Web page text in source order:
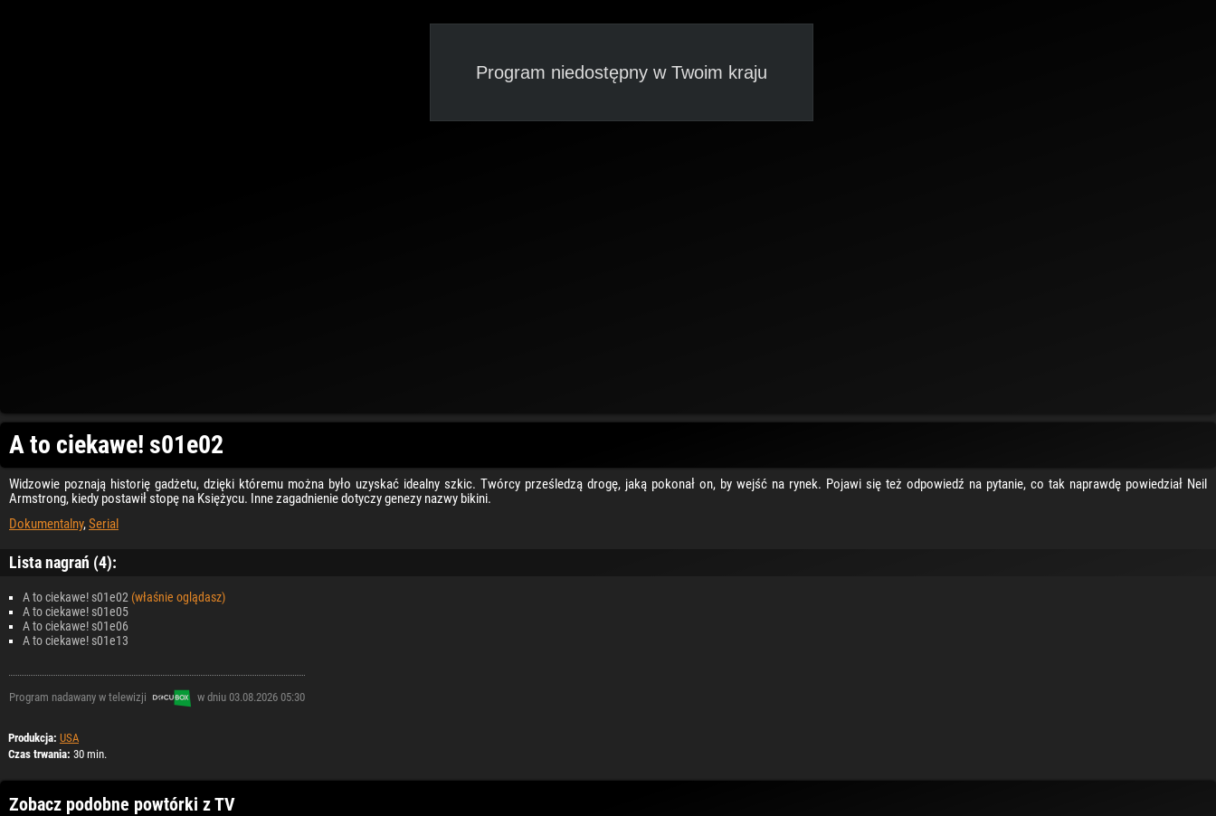
Program niedostępny w Twoim kraju
A to ciekawe! s01e02
Widzowie poznają historię gadżetu, dzięki któremu można było uzyskać idealny szkic. Twórcy prześledzą drogę, jaką pokonał on, by wejść na rynek. Pojawi się też odpowiedź na pytanie, co tak naprawdę powiedział Neil
Armstrong, kiedy postawił stopę na Księżycu. Inne zagadnienie dotyczy genezy nazwy bikini.
Dokumentalny,Serial
Lista nagrań (4):
A to ciekawe! s01e02 (właśnie oglądasz)
A to ciekawe! s01e05
A to ciekawe! s01e06
A to ciekawe! s01e13
Program nadawany w telewizji w dniu 03.08.2026 05:30
Produkcja: USA
Czas trwania: 30 min.
Zobacz podobne powtórki z TV